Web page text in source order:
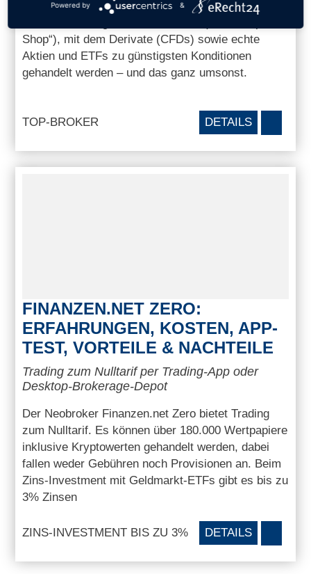
Shop“), mit dem Derivate (CFDs) sowie echte
Aktien und ETFs zu günstigsten Konditionen
gehandelt werden – und das ganz umsonst.
TOP-BROKER DETAILS
FINANZEN.NET ZERO:
ERFAHRUNGEN, KOSTEN, APP-
TEST, VORTEILE & NACHTEILE
Trading zum Nulltarif per Trading-App oder
Desktop-Brokerage-Depot
Der Neobroker Finanzen.net Zero bietet Trading
zum Nulltarif. Es können über 180.000 Wertpapiere
inklusive Kryptowerten gehandelt werden, dabei
fallen weder Gebühren noch Provisionen an. Beim
Zins-Investment mit Geldmarkt-ETFs gibt es bis zu
3% Zinsen
ZINS-INVESTMENT BIS ZU 3% DETAILS
Powered by &